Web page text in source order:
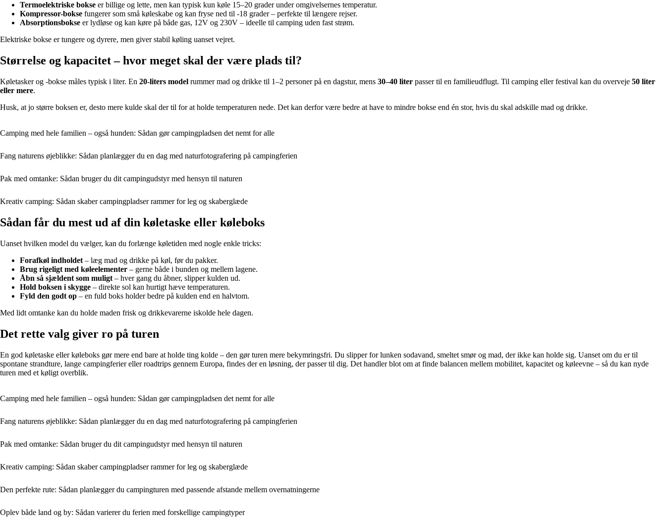
Termoelektriske bokse er billige og lette, men kan typisk kun køle 15–20 grader under omgivelsernes temperatur.
Kompressor-bokse fungerer som små køleskabe og kan fryse ned til -18 grader – perfekte til længere rejser.
Absorptionsbokse er lydløse og kan køre på både gas, 12V og 230V – ideelle til camping uden fast strøm.
Elektriske bokse er tungere og dyrere, men giver stabil køling uanset vejret.
Størrelse og kapacitet – hvor meget skal der være plads til?
Køletasker og -bokse måles typisk i liter. En 20-liters model rummer mad og drikke til 1–2 personer på en dagstur, mens 30–40 liter passer til en familieudflugt. Til camping eller festival kan du overveje 50 liter
eller mere.
Husk, at jo større boksen er, desto mere kulde skal der til for at holde temperaturen nede. Det kan derfor være bedre at have to mindre bokse end én stor, hvis du skal adskille mad og drikke.
Camping med hele familien – også hunden: Sådan gør campingpladsen det nemt for alle
Fang naturens øjeblikke: Sådan planlægger du en dag med naturfotografering på campingferien
Pak med omtanke: Sådan bruger du dit campingudstyr med hensyn til naturen
Kreativ camping: Sådan skaber campingpladser rammer for leg og skaberglæde
Sådan får du mest ud af din køletaske eller køleboks
Uanset hvilken model du vælger, kan du forlænge køletiden med nogle enkle tricks:
Forafkøl indholdet – læg mad og drikke på køl, før du pakker.
Brug rigeligt med køleelementer – gerne både i bunden og mellem lagene.
Åbn så sjældent som muligt – hver gang du åbner, slipper kulden ud.
Hold boksen i skygge – direkte sol kan hurtigt hæve temperaturen.
Fyld den godt op – en fuld boks holder bedre på kulden end en halvtom.
Med lidt omtanke kan du holde maden frisk og drikkevarerne iskolde hele dagen.
Det rette valg giver ro på turen
En god køletaske eller køleboks gør mere end bare at holde ting kolde – den gør turen mere bekymringsfri. Du slipper for lunken sodavand, smeltet smør og mad, der ikke kan holde sig. Uanset om du er til
spontane strandture, lange campingferier eller roadtrips gennem Europa, findes der en løsning, der passer til dig. Det handler blot om at finde balancen mellem mobilitet, kapacitet og køleevne – så du kan nyde
turen med et køligt overblik.
Camping med hele familien – også hunden: Sådan gør campingpladsen det nemt for alle
Fang naturens øjeblikke: Sådan planlægger du en dag med naturfotografering på campingferien
Pak med omtanke: Sådan bruger du dit campingudstyr med hensyn til naturen
Kreativ camping: Sådan skaber campingpladser rammer for leg og skaberglæde
Den perfekte rute: Sådan planlægger du campingturen med passende afstande mellem overnatningerne
Oplev både land og by: Sådan varierer du ferien med forskellige campingtyper